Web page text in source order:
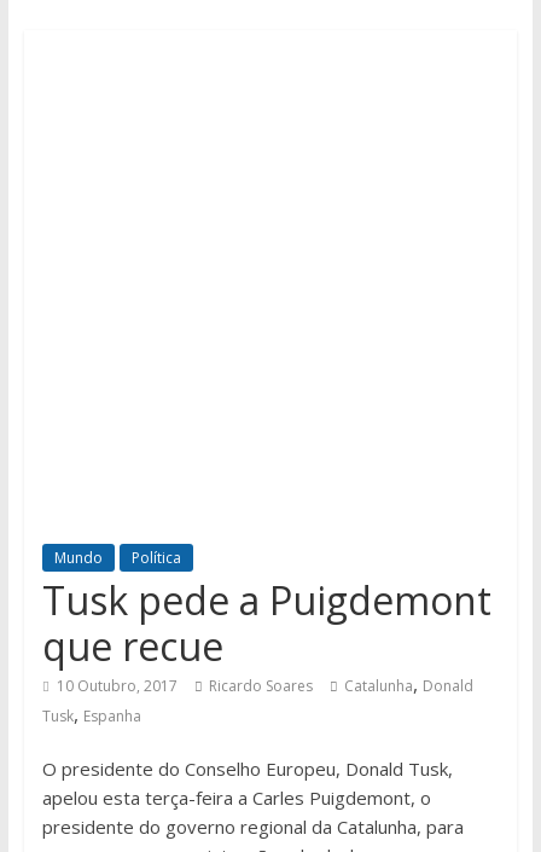
Mundo Política
Tusk pede a Puigdemont
que recue
10 Outubro, 2017 Ricardo Soares Catalunha, Donald
Tusk, Espanha
O presidente do Conselho Europeu, Donald Tusk,
apelou esta terça-feira a Carles Puigdemont, o
presidente do governo regional da Catalunha, para